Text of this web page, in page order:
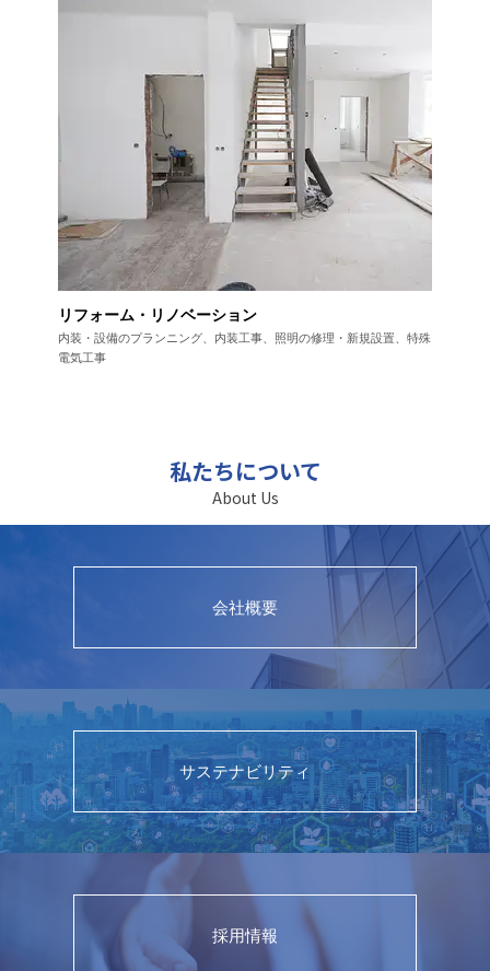
リフォーム・リノベーション
内装・設備のプランニング、内装工事、 照明の修理・新規設置、特殊
電気工事
私たちについて
About Us
会社概要
サステナビリティ
採用情報